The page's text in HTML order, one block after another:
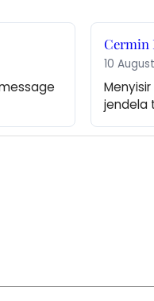
Cermin
10
jendela